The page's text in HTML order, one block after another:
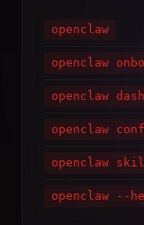
openclaw
openclaw
openclaw
openclaw
openclaw
openclaw --